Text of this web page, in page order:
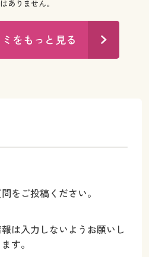
ありません。
をもっと見る
をご投稿ください。
は入力しないようお願いし
ます。